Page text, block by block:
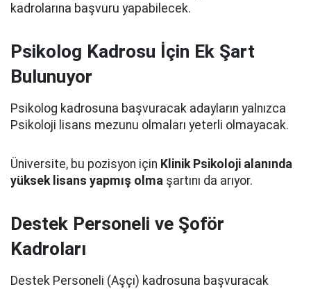
kadrolarına başvuru yapabilecek.
Psikolog Kadrosu İçin Ek Şart
Bulunuyor
Psikolog kadrosuna başvuracak adayların yalnızca
Psikoloji lisans mezunu olmaları yeterli olmayacak.
Üniversite, bu pozisyon için Klinik Psikoloji alanında
yüksek lisans yapmış olma şartını da arıyor.
Destek Personeli ve Şoför
Kadroları
Destek Personeli (Aşçı) kadrosuna başvuracak